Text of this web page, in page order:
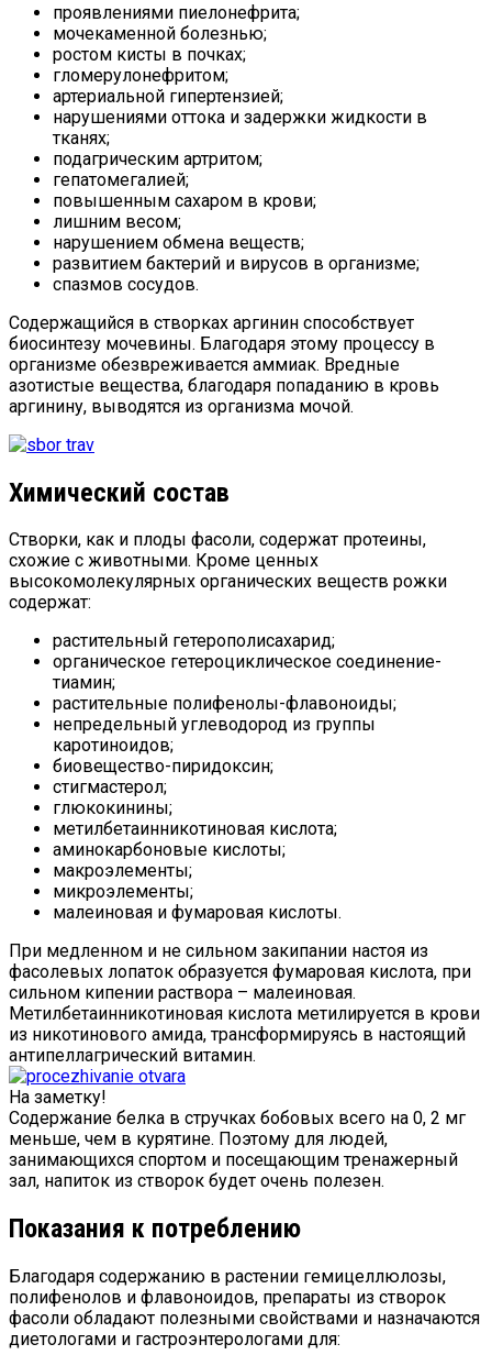
проявлениями пиелонефрита;
мочекаменной болезнью;
ростом кисты в почках;
гломерулонефритом;
артериальной гипертензией;
нарушениями оттока и задержки жидкости в
тканях;
подагрическим артритом;
гепатомегалией;
повышенным сахаром в крови;
лишним весом;
нарушением обмена веществ;
развитием бактерий и вирусов в организме;
спазмов сосудов.
Содержащийся в створках аргинин способствует
биосинтезу мочевины. Благодаря этому процессу в
организме обезвреживается аммиак. Вредные
азотистые вещества, благодаря попаданию в кровь
аргинину, выводятся из организма мочой.
Химический состав
Створки, как и плоды фасоли, содержат протеины,
схожие с животными. Кроме ценных
высокомолекулярных органических веществ рожки
содержат:
растительный гетерополисахарид;
органическое гетероциклическое соединение-
тиамин;
растительные полифенолы-флавоноиды;
непредельный углеводород из группы
каротиноидов;
биовещество-пиридоксин;
стигмастерол;
глюкокинины;
метилбетаинникотиновая кислота;
аминокарбоновые кислоты;
макроэлементы;
микроэлементы;
малеиновая и фумаровая кислоты.
При медленном и не сильном закипании настоя из
фасолевых лопаток образуется фумаровая кислота, при
сильном кипении раствора – малеиновая.
Метилбетаинникотиновая кислота метилируется в крови
из никотинового амида, трансформируясь в настоящий
антипеллагрический витамин.
На заметку!
Содержание белка в стручках бобовых всего на 0, 2 мг
меньше, чем в курятине. Поэтому для людей,
занимающихся спортом и посещающим тренажерный
зал, напиток из створок будет очень полезен.
Показания к потреблению
Благодаря содержанию в растении гемицеллюлозы,
полифенолов и флавоноидов, препараты из створок
фасоли обладают полезными свойствами и назначаются
диетологами и гастроэнтерологами для: